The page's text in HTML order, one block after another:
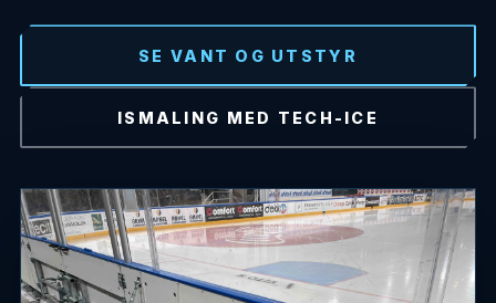
SE VANT OG UTSTYR
ISMALING MED TECH-ICE